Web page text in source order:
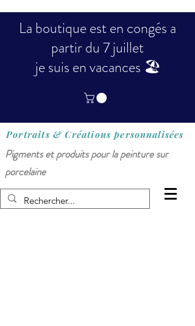
La boutique est en congés a
partir du 7 juillet
je suis en vacances 🏖️
Portraits & Créationspersonnalisées
Pigments et produits pour la peinture sur
porcelaine